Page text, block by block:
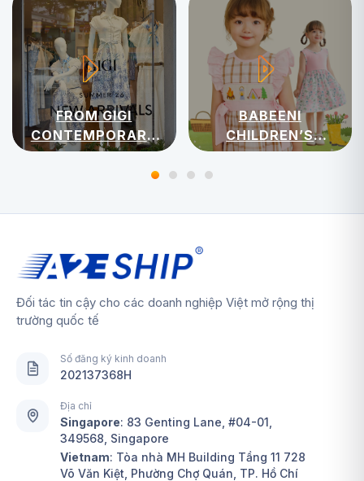
FROM GIGI
CONTEMPORARY
WOMENSWEAR
BABEENI
CHILDREN’S
APPAREL
Đối tác tin cậy cho các doanh nghiệp Việt mở rộng thị
trường quốc tế
Số đăng ký kinh doanh
202137368H
Địa chỉ
Singapore: 83 Genting Lane, #04-01,
349568, Singapore
Vietnam: Tòa nhà MH Building Tầng 11 728
Võ Văn Kiệt, Phường Chợ Quán, TP. Hồ Chí